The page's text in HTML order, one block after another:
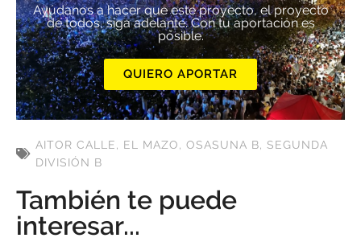
Ayúdanos a hacer que este proyecto, el proyecto
de todos, siga adelante. Con tu aportación es
posible.
QUIERO APORTAR
AITOR CALLE, EL MAZO, OSASUNA B, SEGUNDA
DIVISIÓN B
También te puede
interesar...